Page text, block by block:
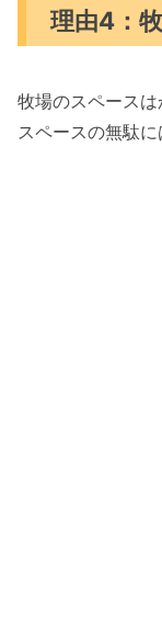
理由4：
牧場のスペース
スペースの無駄に